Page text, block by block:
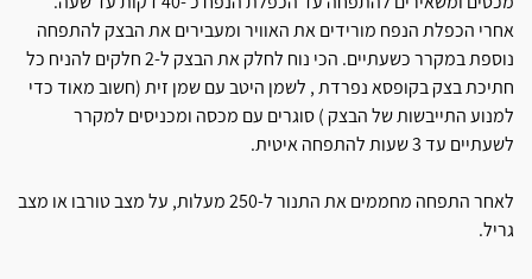
אחרי הכפלת הנפח מורידים את האוויר ומעבירים את הבצק להתפחה
נוספת במקרר כשעתיים. הכי נוח לחלק את הבצק ל-2 חלקים להניח כל
חתיכת בצק בקופסא נפרדת , לשמן היטב עם שמן זית (חשוב מאוד כדי
למנוע התייבשות של הבצק ) סוגרים עם מכסה ומכניסים למקרר
לשעתיים עד 3 שעות להתפחה איטית.
לאחר התפחה מחממים את התנור ל-250 מעלות, על מצב טורבו או מצב
גריל.